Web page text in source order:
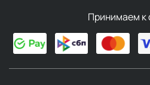
Принимаем к